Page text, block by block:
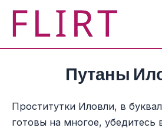
Перейти
содержимому
Путаны
Проститутки Иловли, в
готовы на многое, убедитесь